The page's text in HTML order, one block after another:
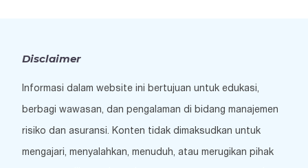
Disclaimer
Informasi dalam website ini bertujuan untuk edukasi,
berbagi wawasan, dan pengalaman di bidang manajemen
risiko dan asuransi. Konten tidak dimaksudkan untuk
mengajari, menyalahkan, menuduh, atau merugikan pihak